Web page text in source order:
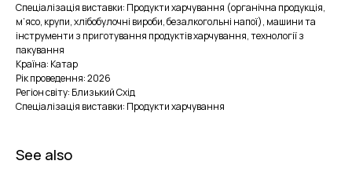
Спеціалізація виставки: Продукти харчування (органічна продукція,
м’ясо, крупи, хлібобулочні вироби, безалкогольні напої), машини та
інструменти з приготування продуктів харчування, технології з
пакування
Країна: Катар
Рік проведення: 2026
Регіон світу: Близький Схід
Спеціалізація виставки: Продукти харчування
See also